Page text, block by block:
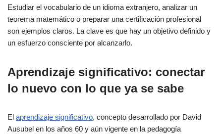
Estudiar el vocabulario de un idioma extranjero, analizar un
teorema matemático o preparar una certificación profesional
son ejemplos claros. La clave es que hay un objetivo definido y
un esfuerzo consciente por alcanzarlo.
Aprendizaje significativo: conectar
lo nuevo con lo que ya se sabe
El aprendizaje significativo, concepto desarrollado por David
Ausubel en los años 60 y aún vigente en la pedagogía